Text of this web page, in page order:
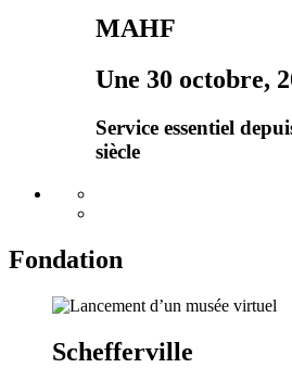
MAHF
Une 30 octobre,
Service essentiel
siècle
Fondation
Schefferville